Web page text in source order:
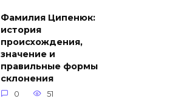
Фамилия Ципенюк:
история
происхождения,
значение и
правильные формы
склонения
0 51